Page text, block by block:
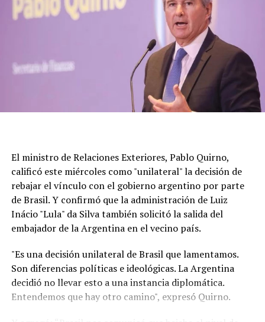
El ministro de Relaciones Exteriores, Pablo Quirno,
calificó este miércoles como "unilateral" la decisión de
rebajar el vínculo con el gobierno argentino por parte
de Brasil. Y confirmó que la administración de Luiz
Inácio "Lula" da Silva también solicitó la salida del
embajador de la Argentina en el vecino país.
"Es una decisión unilateral de Brasil que lamentamos.
Son diferencias políticas e ideológicas. La Argentina
decidió no llevar esto a una instancia diplomática.
Entendemos que hay otro camino", expresó Quirno.